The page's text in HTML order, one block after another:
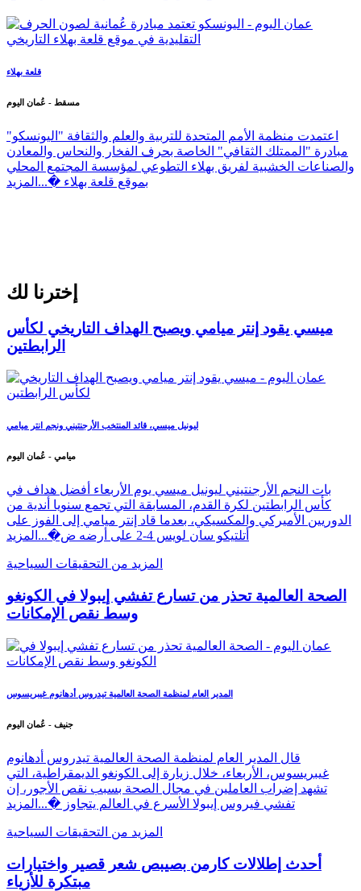
قلعة بهلاء
مسقط - عُمان اليوم
اعتمدت منظمة الأمم المتحدة للتربية والعلم والثقافة "اليونسكو"
مبادرة "الممتلك الثقافي" الخاصة بحرف الفخار والنحاس والمعادن
والصناعات الخشبية لفريق بهلاء التطوعي لمؤسسة المجتمع المحلي
بموقع قلعة بهلاء �... المزيد
إخترنا لك
ميسي يقود إنتر ميامي ويصبح الهداف التاريخي لكأس
الرابطتين
ليونيل ميسي، قائد المنتخب الأرجنتيني ونجم انتر ميامي
ميامي - عُمان اليوم
بات النجم الأرجنتيني ليونيل ميسي يوم الأربعاء أفضل هداف في
كأس الرابطتين لكرة القدم، المسابقة التي تجمع سنويا أندية من
الدوريين الأميركي والمكسيكي، بعدما قاد إنتر ميامي إلى الفوز على
أتلتيكو سان لويس 4-2 على أرضه ض�...
المزيد
المزيد من التحقيقات السياحية
الصحة العالمية تحذر من تسارع تفشي إيبولا في الكونغو
وسط نقص الإمكانات
المدير العام لمنظمة الصحة العالمية تيدروس أدهانوم غيبريسوس
جنيف - عُمان اليوم
قال المدير العام لمنظمة الصحة العالمية تيدروس أدهانوم
غيبريسوس، الأربعاء، خلال زيارة إلى الكونغو الديمقراطية، التي
تشهد إضراب العاملين في مجال الصحة بسبب نقص الأجور، إن
تفشي فيروس إيبولا الأسرع في العالم يتجاوز �... المزيد
المزيد من التحقيقات السياحية
أحدث إطلالات كارمن بصيبص شعر قصير واختيارات
مبتكرة للأزياء